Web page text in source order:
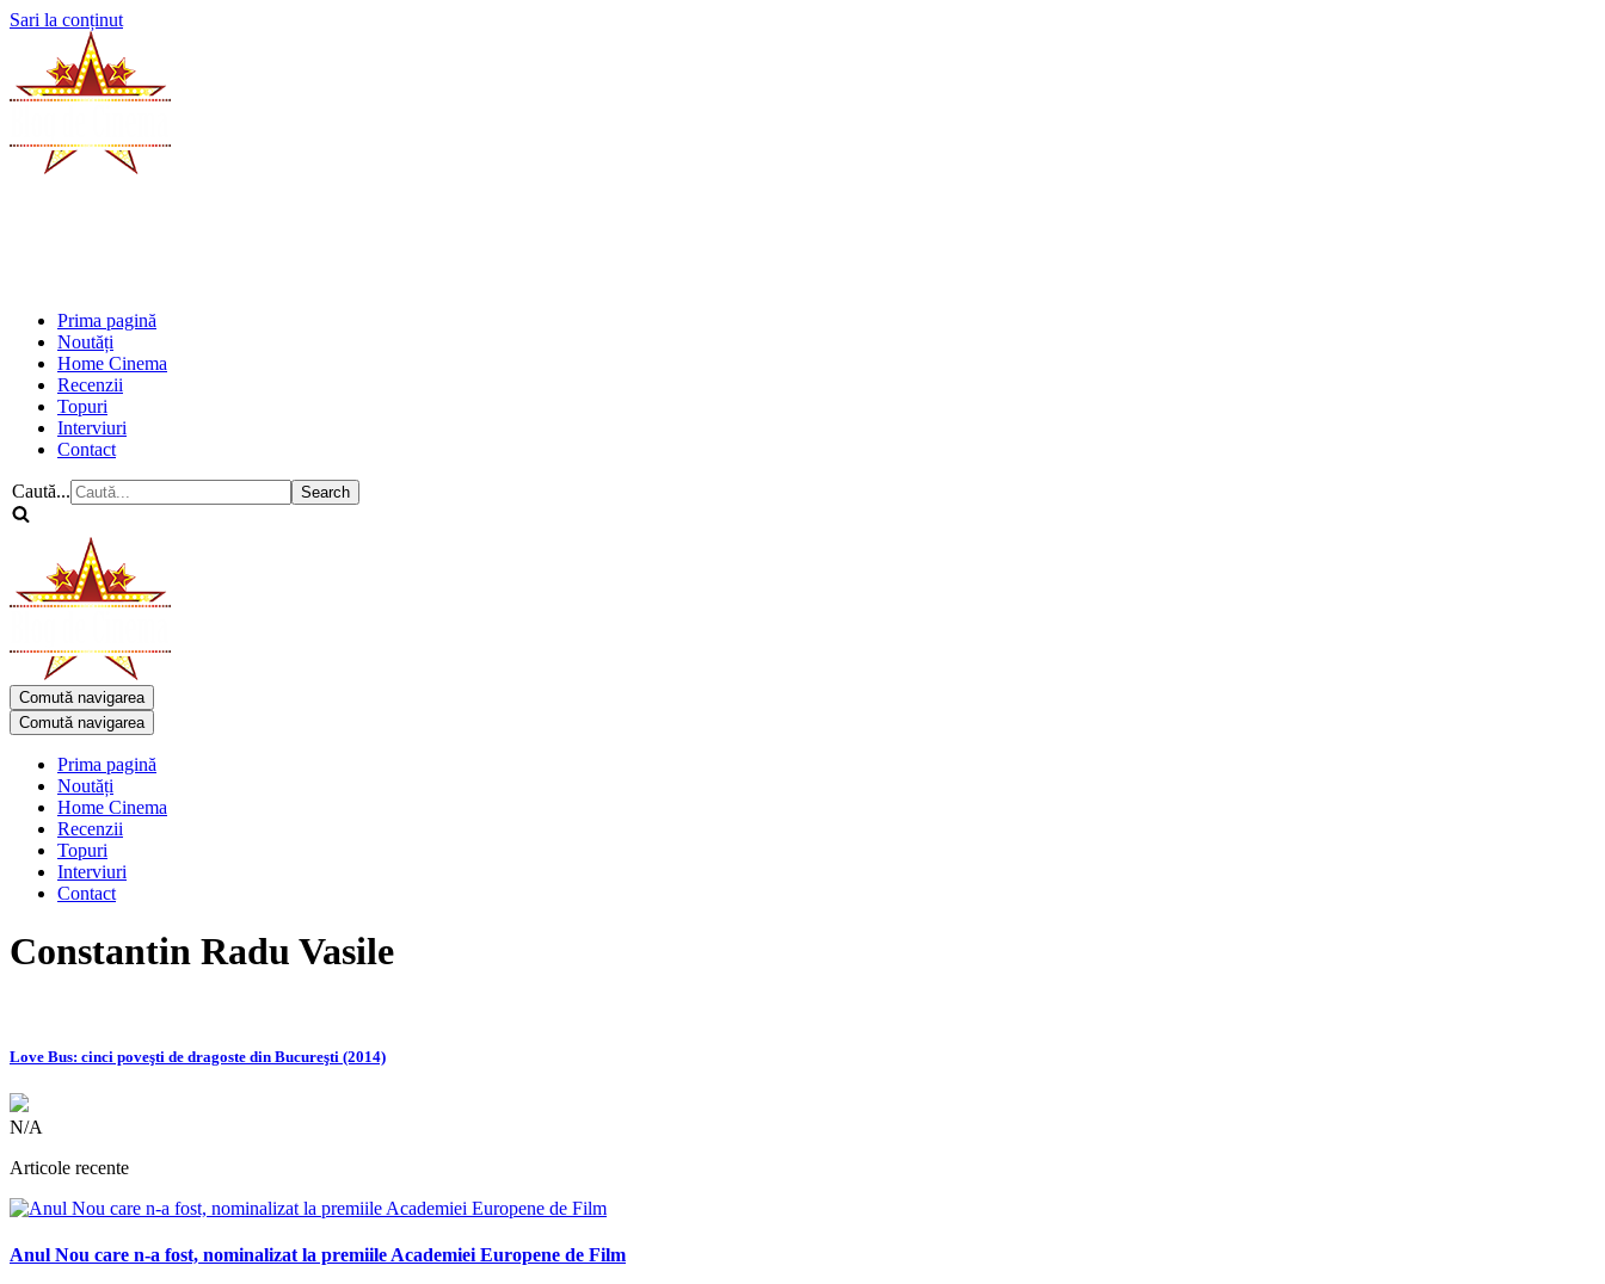
Sari la conținut
Prima pagină
Noutăți
Home Cinema
Recenzii
Topuri
Interviuri
Contact
Caută...
Comută navigarea
Comută navigarea
Prima pagină
Noutăți
Home Cinema
Recenzii
Topuri
Interviuri
Contact
Constantin Radu Vasile
Love Bus: cinci poveşti de dragoste din Bucureşti (2014)
N/A
Articole recente
Anul Nou care n-a fost, nominalizat la premiile Academiei Europene de Film